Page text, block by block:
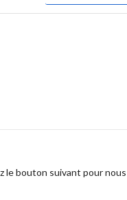
bouton suivant pour nous